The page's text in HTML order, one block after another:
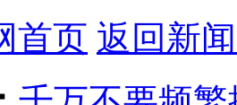
首页 返回新